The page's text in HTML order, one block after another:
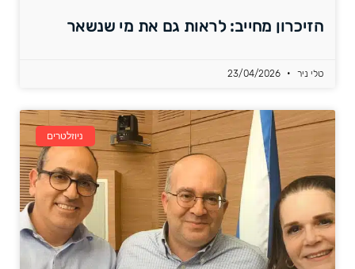
הזיכרון מחייב: לראות גם את מי שנשאר
טלי ניר
ניוזלטרים